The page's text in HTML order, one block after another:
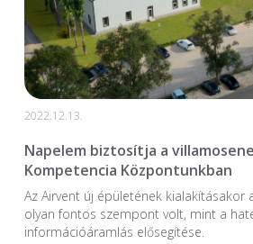
2022.12.13.
Napelem biztosítja a
Kompetencia Központunkban
Az Airvent új épületének
olyan fontos szempont volt, mint a
információáramlás elősegítése.